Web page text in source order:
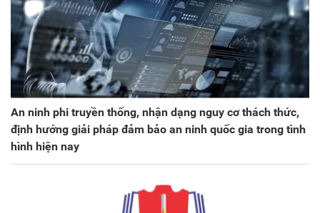
An ninh phi truyền thống, nhận dạng nguy cơ thách thức,
định hướng giải pháp đảm bảo an ninh quốc gia trong tình
hình hiện nay